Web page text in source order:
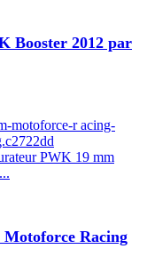
Booster 2012 par
motoforce-r acing-
PWK 19 mm
Racing